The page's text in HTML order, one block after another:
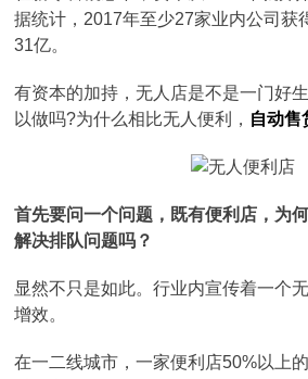
据统计，2017年至少27家业内公司获
31亿。
有资本的加持，无人店是不是一门好
以做吗?为什么相比无人便利， 自动售
首先要问一个问题，既有便利店，为
解决排队问题吗？
显然不只是如此。行业内宣传着一
增效。
在一二线城市，一家便利店50%以上